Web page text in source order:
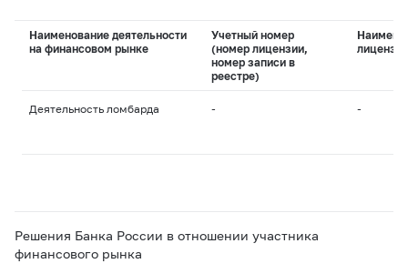
Наименование деятельности
на финансовом рынке
Учетный номер
(номер лицензии,
номер записи в
реестре)
лицензии
Деятельность ломбарда - -
Решения Банка России в отношении участника
финансового рынка